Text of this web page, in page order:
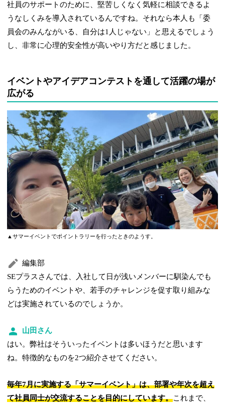
社員のサポートのために、堅苦しくなく気軽に相談できるよ
うなしくみを導入されているんですね。それなら本人も「委
員会のみんながいる、自分は1人じゃない」と思えるでしょう
し、非常に心理的安全性が高いやり方だと感じました。
イベントやアイデアコンテストを通して活躍の場が
広がる
▲サマーイベントでポイントラリーを行ったときのようす。
編集部
SEプラスさんでは、入社して日が浅いメンバーに馴染んでも
らうためのイベントや、若手のチャレンジを促す取り組みな
どは実施されているのでしょうか。
山田さん
はい。弊社はそういったイベントは多いほうだと思います
ね。特徴的なものを2つ紹介させてください。
毎年7月に実施する「サマーイベント」は、部署や年次を超え
て社員同士が交流することを目的にしています。これまで、